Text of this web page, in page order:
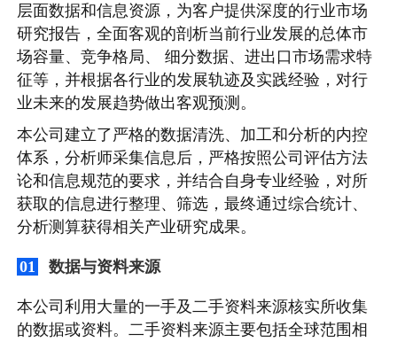
层面数据和信息资源，为客户提供深度的行业市场
研究报告，全面客观的剖析当前行业发展的总体市
场容量、竞争格局、 细分数据、进出口市场需求特
征等，并根据各行业的发展轨迹及实践经验，对行
业未来的发展趋势做出客观预测。
本公司建立了严格的数据清洗、加工和分析的内控
体系，分析师采集信息后，严格按照公司评估方法
论和信息规范的要求，并结合自身专业经验，对所
获取的信息进行整理、筛选，最终通过综合统计、
分析测算获得相关产业研究成果。
01 数据与资料来源
本公司利用大量的一手及二手资料来源核实所收集
的数据或资料。二手资料来源主要包括全球范围相